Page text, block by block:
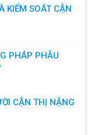
KIỂM SOÁT CẬN
PHÁP PHẪU
CẬN THỊ NẶNG